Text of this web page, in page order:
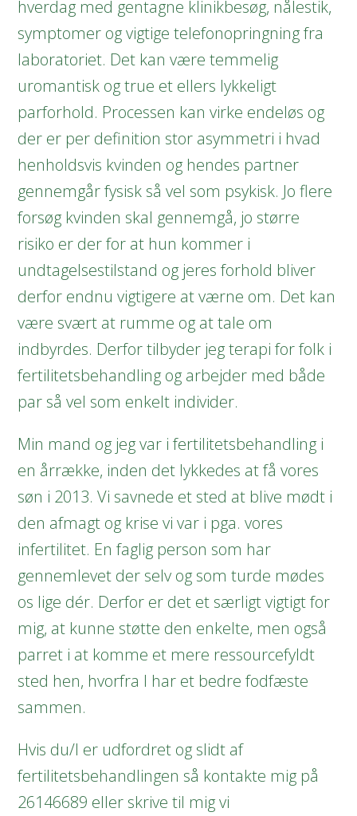
hverdag med gentagne klinikbesøg, nålestik,
symptomer og vigtige telefonopringning fra
laboratoriet. Det kan være temmelig
uromantisk og true et ellers lykkeligt
parforhold. Processen kan virke endeløs og
der er per definition stor asymmetri i hvad
henholdsvis kvinden og hendes partner
gennemgår fysisk så vel som psykisk. Jo flere
forsøg kvinden skal gennemgå, jo større
risiko er der for at hun kommer i
undtagelsestilstand og jeres forhold bliver
derfor endnu vigtigere at værne om. Det kan
være svært at rumme og at tale om
indbyrdes. Derfor tilbyder jeg terapi for folk i
fertilitetsbehandling og arbejder med både
par så vel som enkelt individer.
Min mand og jeg var i fertilitetsbehandling i
en årrække, inden det lykkedes at få vores
søn i 2013. Vi savnede et sted at blive mødt i
den afmagt og krise vi var i pga. vores
infertilitet. En faglig person som har
gennemlevet der selv og som turde mødes
os lige dér. Derfor er det et særligt vigtigt for
mig, at kunne støtte den enkelte, men også
parret i at komme et mere ressourcefyldt
sted hen, hvorfra I har et bedre fodfæste
sammen.
Hvis du/I er udfordret og slidt af
fertilitetsbehandlingen så kontakte mig på
26146689 eller skrive til mig vi